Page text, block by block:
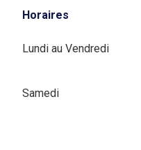
Horaires
Lundi au Vendredi
Samedi